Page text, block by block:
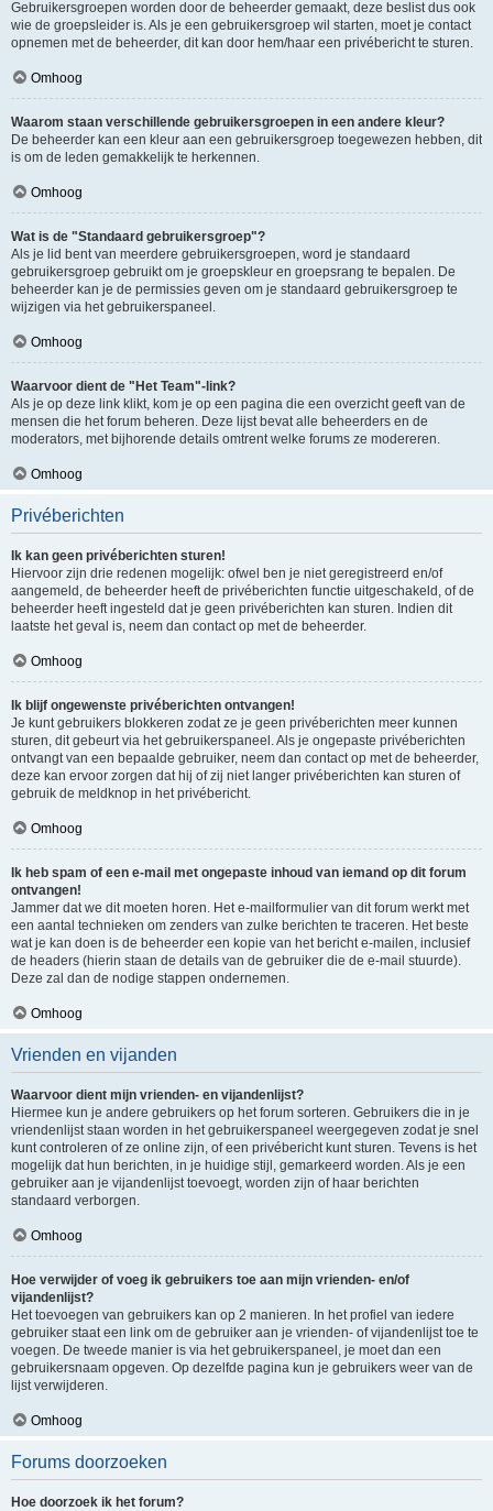
Gebruikersgroepen worden door de beheerder gemaakt, deze beslist dus ook
wie de groepsleider is. Als je een gebruikersgroep wil starten, moet je contact
opnemen met de beheerder, dit kan door hem/haar een privébericht te sturen.
Omhoog
Waarom staan verschillende gebruikersgroepen in een andere kleur?
De beheerder kan een kleur aan een gebruikersgroep toegewezen hebben, dit
is om de leden gemakkelijk te herkennen.
Omhoog
Wat is de "Standaard gebruikersgroep"?
Als je lid bent van meerdere gebruikersgroepen, word je standaard
gebruikersgroep gebruikt om je groepskleur en groepsrang te bepalen. De
beheerder kan je de permissies geven om je standaard gebruikersgroep te
wijzigen via het gebruikerspaneel.
Omhoog
Waarvoor dient de "Het Team"-link?
Als je op deze link klikt, kom je op een pagina die een overzicht geeft van de
mensen die het forum beheren. Deze lijst bevat alle beheerders en de
moderators, met bijhorende details omtrent welke forums ze modereren.
Omhoog
Privéberichten
Ik kan geen privéberichten sturen!
Hiervoor zijn drie redenen mogelijk: ofwel ben je niet geregistreerd en/of
aangemeld, de beheerder heeft de privéberichten functie uitgeschakeld, of de
beheerder heeft ingesteld dat je geen privéberichten kan sturen. Indien dit
laatste het geval is, neem dan contact op met de beheerder.
Omhoog
Ik blijf ongewenste privéberichten ontvangen!
Je kunt gebruikers blokkeren zodat ze je geen privéberichten meer kunnen
sturen, dit gebeurt via het gebruikerspaneel. Als je ongepaste privéberichten
ontvangt van een bepaalde gebruiker, neem dan contact op met de beheerder,
deze kan ervoor zorgen dat hij of zij niet langer privéberichten kan sturen of
gebruik de meldknop in het privébericht.
Omhoog
Ik heb spam of een e-mail met ongepaste inhoud van iemand op dit forum
ontvangen!
Jammer dat we dit moeten horen. Het e-mailformulier van dit forum werkt met
een aantal technieken om zenders van zulke berichten te traceren. Het beste
wat je kan doen is de beheerder een kopie van het bericht e-mailen, inclusief
de headers (hierin staan de details van de gebruiker die de e-mail stuurde).
Deze zal dan de nodige stappen ondernemen.
Omhoog
Vrienden en vijanden
Waarvoor dient mijn vrienden- en vijandenlijst?
Hiermee kun je andere gebruikers op het forum sorteren. Gebruikers die in je
vriendenlijst staan worden in het gebruikerspaneel weergegeven zodat je snel
kunt controleren of ze online zijn, of een privébericht kunt sturen. Tevens is het
mogelijk dat hun berichten, in je huidige stijl, gemarkeerd worden. Als je een
gebruiker aan je vijandenlijst toevoegt, worden zijn of haar berichten
standaard verborgen.
Omhoog
Hoe verwijder of voeg ik gebruikers toe aan mijn vrienden- en/of
vijandenlijst?
Het toevoegen van gebruikers kan op 2 manieren. In het profiel van iedere
gebruiker staat een link om de gebruiker aan je vrienden- of vijandenlijst toe te
voegen. De tweede manier is via het gebruikerspaneel, je moet dan een
gebruikersnaam opgeven. Op dezelfde pagina kun je gebruikers weer van de
lijst verwijderen.
Omhoog
Forums doorzoeken
Hoe doorzoek ik het forum?